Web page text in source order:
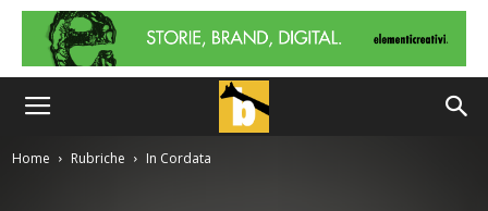
Home Rubriche In Cordata